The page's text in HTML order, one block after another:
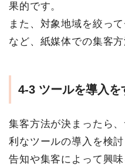
果的です。
また、対象地域を絞っ
など、紙媒体での集客方
4-3 ツールを導入を
集客方法が決まったら
利なツールの導入を検討
告知や集客によって興